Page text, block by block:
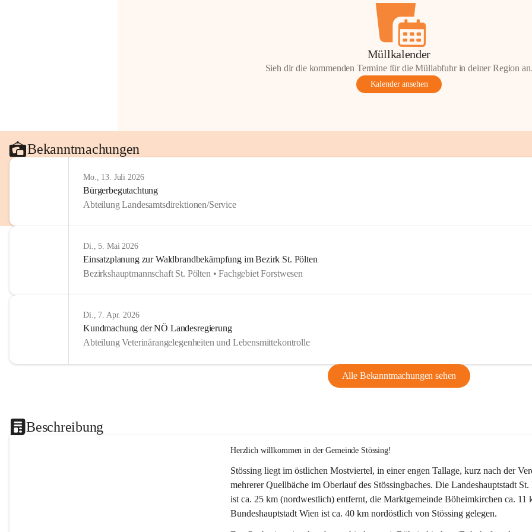
Müllkalender
Sieh dir die kommenden Termine für die Müllabfuhr in deiner Region
Kalender ansehen
Bekanntmachungen
Mo., 13. Juli 2026
Bürgerbegutachtung
Abteilung Landesamtsdirektionen/Service
Di., 5. Mai 2026
Einsatzplanung zur Waldbrandbekämpfung im Bezirk St. Pölten
Bezirkshauptmannschaft St. Pölten • Fachgebiet Forstwesen
Di., 7. Apr. 2026
Kundmachung der NÖ Landesregierung
Abteilung Veterinärangelegenheiten und Lebensmittekontrolle
Alle Bekanntmachungen sehen
Beschreibung
Herzlich willkommen in der Gemeinde Stössing!
Stössing liegt im östlichen Mostviertel, in einer engen Tallage, kurz nach der
mehrerer Quellbäche im Oberlauf des Stössingbaches. Die Landeshauptstadt
ist ca. 25 km (nordwestlich) entfernt, die Marktgemeinde Böheimkirchen ca.
Bundeshauptstadt Wien ist ca. 40 km nordöstlich von Stössing gelegen.